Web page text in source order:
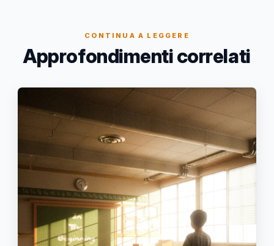
CONTINUA A LEGGERE
Approfondimenti correlati